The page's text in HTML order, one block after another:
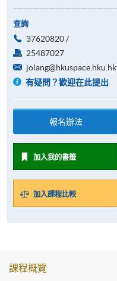
查詢
37620820 /
25487027
jolang@hkuspace.hku.hk
有疑問？歡迎在此提出
報名辦法
加入我的書籤
加入課程比較
課程概覽